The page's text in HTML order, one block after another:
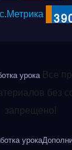
урока Все
без
запрещено!
урока